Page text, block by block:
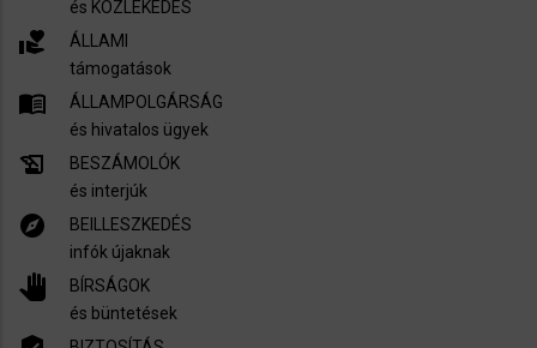
és KÖZLEKEDÉS
volunteer_activism
ÁLLAMI
támogatások
menu_book
ÁLLAMPOLGÁRSÁG
és hivatalos ügyek
history_edu
BESZÁMOLÓK
és interjúk
explore
BEILLESZKEDÉS
infók újaknak
pan_tool
BÍRSÁGOK
és büntetések